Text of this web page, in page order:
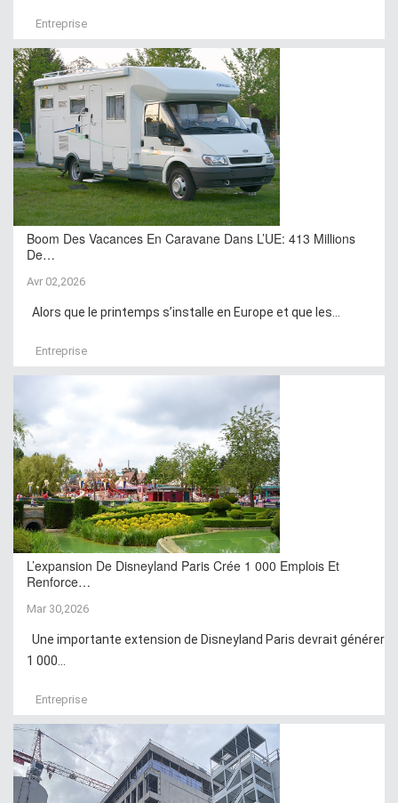
Entreprise
Boom Des Vacances En Caravane Dans L’UE: 413 Millions
De…
Avr 02,2026
Alors que le printemps s’installe en Europe et que les...
Entreprise
L’expansion De Disneyland Paris Crée 1 000 Emplois Et
Renforce…
Mar 30,2026
Une importante extension de Disneyland Paris devrait générer
1 000...
Entreprise